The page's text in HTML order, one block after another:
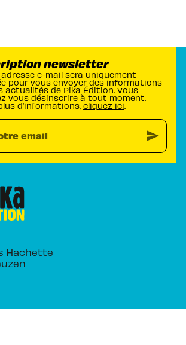
newsletter
e-mail sera uniquement
pour vous envoyer des informations
actualités de Pika Édition. Vous
vous désinscrire à tout moment.
d’informations, cliquez ici.
email send
Hachette